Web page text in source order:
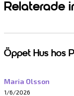
Relaterade
Öppet Hus hos
Maria Olsson
1/6/2026